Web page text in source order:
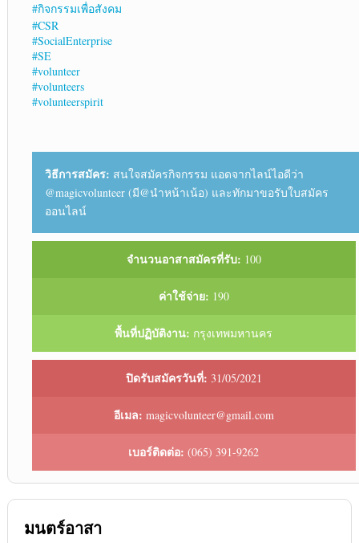
#กิจกรรมเพื่อสังคม
#CSR
#SocialEnterprise
#SE
#volunteer
#volunteers
#volunteerspirit
วิธีการสมัคร: สนใจสมัครกิจกรรม แอดจากไลน์ไอดีว่า
@magicvolunteer (มี@นำหน้าเน้อ) และทักมาขอรับใบสมัคร
ออนไลน์
จำนวนอาสาสมัครที่รับ: 100
ค่าใช้จ่าย: 190
พื้นที่ปฏิบัติงาน: กรุงเทพมหานคร
ปิดรับสมัครวันที่: 31/05/2021
อีเมล: magicvolunteer@gmail.com
เบอร์ติดต่อ: (065) 391-9262
มนตร์อาสา